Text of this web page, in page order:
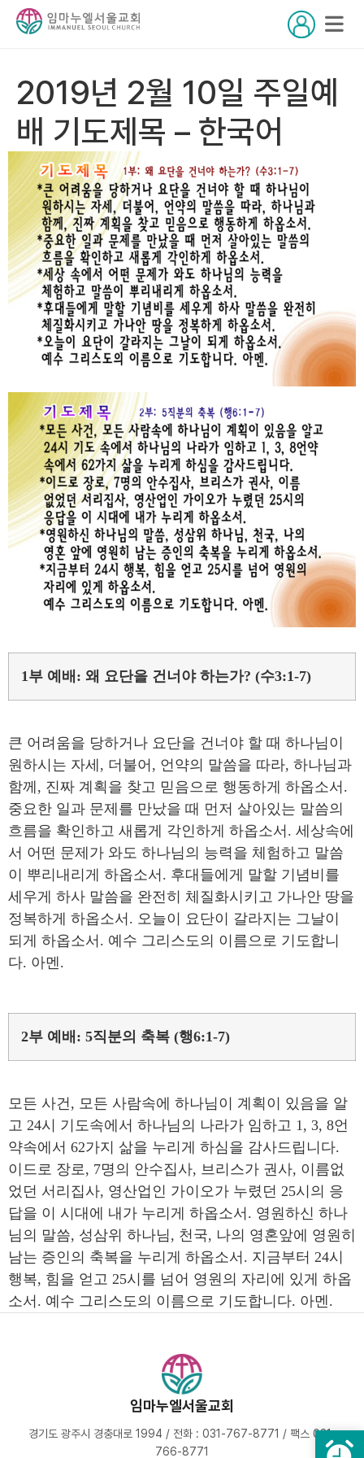
2019년 2월 10일 주일예
배 기도제목 – 한국어
1부 예배: 왜 요단을 건너야 하는가? (수3:1-7)
큰 어려움을 당하거나 요단을 건너야 할 때 하나님이
원하시는 자세, 더불어, 언약의 말씀을 따라, 하나님과
함께, 진짜 계획을 찾고 믿음으로 행동하게 하옵소서.
중요한 일과 문제를 만났을 때 먼저 살아있는 말씀의
흐름을 확인하고 새롭게 각인하게 하옵소서. 세상속에
서 어떤 문제가 와도 하나님의 능력을 체험하고 말씀
이 뿌리내리게 하옵소서. 후대들에게 말할 기념비를
세우게 하사 말씀을 완전히 체질화시키고 가나안 땅을
정복하게 하옵소서. 오늘이 요단이 갈라지는 그날이
되게 하옵소서. 예수 그리스도의 이름으로 기도합니
다. 아멘.
2부 예배: 5직분의 축복 (행6:1-7)
모든 사건, 모든 사람속에 하나님이 계획이 있음을 알
고 24시 기도속에서 하나님의 나라가 임하고 1, 3, 8언
약속에서 62가지 삶을 누리게 하심을 감사드립니다.
이드로 장로, 7명의 안수집사, 브리스가 권사, 이름없
었던 서리집사, 영산업인 가이오가 누렸던 25시의 응
답을 이 시대에 내가 누리게 하옵소서. 영원하신 하나
님의 말씀, 성삼위 하나님, 천국, 나의 영혼앞에 영원히
남는 증인의 축복을 누리게 하옵소서. 지금부터 24시
행복, 힘을 얻고 25시를 넘어 영원의 자리에 있게 하옵
소서. 예수 그리스도의 이름으로 기도합니다. 아멘.
임마누엘서울교회
경기도 광주시 경충대로 1994 / 전화 : 031-767-8771 / 팩스 031-
766-8771